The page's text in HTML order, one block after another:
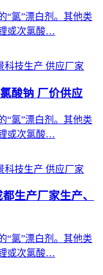
“氯”漂白剂。其他类
或次氯酸…
科技生产 供应厂家
酸钠 厂价供应
“氯”漂白剂。其他类
或次氯酸…
科技生产 供应厂家
生产厂家生产、
“氯”漂白剂。其他类
或次氯酸…